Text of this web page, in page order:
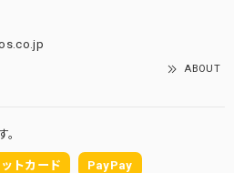
でした。 組み立ては動画を見な
した！ 必要品が付属しているの
思います。新色クレヨン気に入っ
ABOUT
。
トカード PayPay